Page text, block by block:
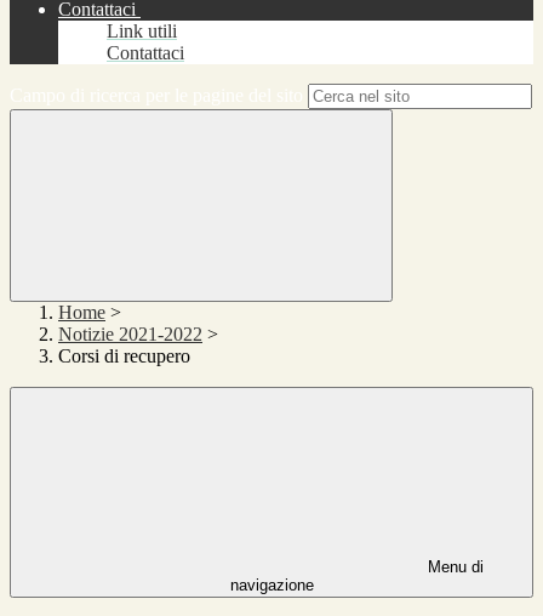
Contattaci
Link utili
Contattaci
Home >
Notizie 2021-2022 >
Corsi di recupero
Menu di
navigazione